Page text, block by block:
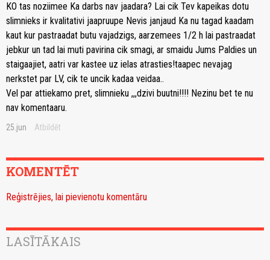
KO tas noziimee Ka darbs nav jaadara? Lai cik Tev kapeikas dotu
slimnieks ir kvalitativi jaapruupe Nevis janjaud Ka nu tagad kaadam
kaut kur pastraadat butu vajadzigs, aarzemees 1/2 h lai pastraadat
jebkur un tad lai muti pavirina cik smagi, ar smaidu Jums Paldies un
staigaajiet, aatri var kastee uz ielas atrasties!taapec nevajag
nerkstet par LV, cik te uncik kadaa veidaa..
Vel par attiekamo pret, slimnieku ,,,dzivi buutni!!!! Nezinu bet te nu
nav komentaaru.
25.jun Atbildēt
KOMENTĒT
Reģistrējies, lai pievienotu komentāru
LASĪTĀKAIS